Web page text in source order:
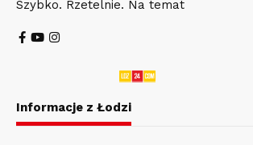
Szybko. Rzetelnie. Na temat
Informacje z Łodzi